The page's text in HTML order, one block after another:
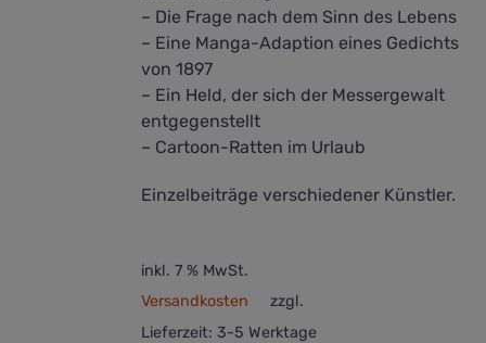
– Die Frage nach dem Sinn des Lebens
– Eine Manga-Adaption eines Gedichts
von 1897
– Ein Held, der sich der Messergewalt
entgegenstellt
– Cartoon-Ratten im Urlaub
Einzelbeiträge verschiedener Künstler.
inkl. 7 % MwSt.
zzgl.
Versandkosten
Lieferzeit: 3-5 Werktage